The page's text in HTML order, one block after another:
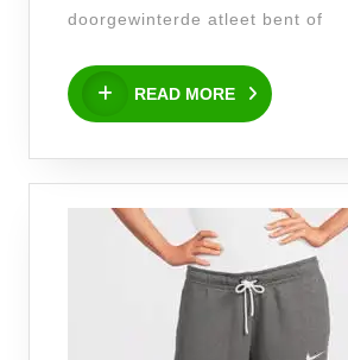
doorgewinterde atleet bent of
READ MORE
READ
MORE